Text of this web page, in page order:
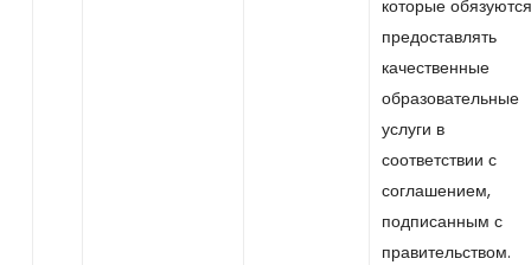
которые обязуются
предоставлять
качественные
образовательные
услуги в
соответствии с
соглашением,
подписанным с
правительством.